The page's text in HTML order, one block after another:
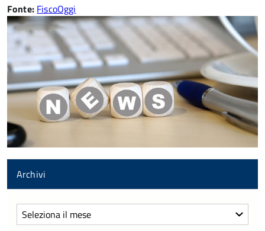
Fonte: FiscoOggi
Archivi
Archivi